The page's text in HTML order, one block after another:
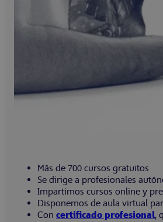
Más de 700 cursos gratuitos
Se dirige a profesionales
Impartimos cursos online y
Disponemos de aula virtual
Con certificado profesional,